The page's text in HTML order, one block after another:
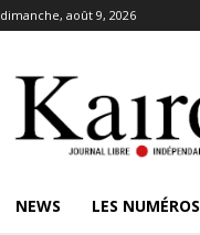
dimanche, août 9, 2026
NEWS LES NUMÉROS